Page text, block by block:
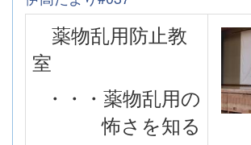
薬物乱用防止教
室
・・・薬物乱用の
怖さを知る